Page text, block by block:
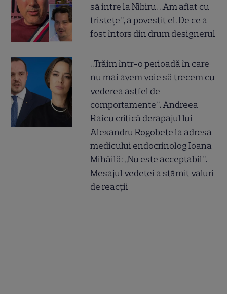
să intre la Nibiru. „Am aflat cu
tristețe”, a povestit el. De ce a
fost întors din drum designerul
„Trăim într-o perioadă în care
nu mai avem voie să trecem cu
vederea astfel de
comportamente”. Andreea
Raicu critică derapajul lui
Alexandru Rogobete la adresa
medicului endocrinolog Ioana
Mihăilă: „Nu este acceptabil”.
Mesajul vedetei a stârnit valuri
de reacții